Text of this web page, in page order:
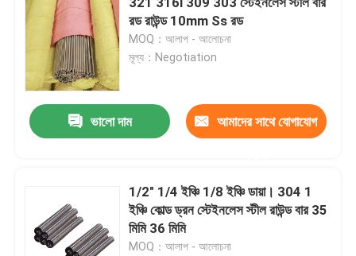
রড রাউন্ড 10mm Ss রড
MOQ：আলাপ - আলোচনা
মূল্য：Negotiation
ভালো দাম আমাদের সাথে যোগাযোগ
1/2" 1/4 ইঞ্চি 1/8 ইঞ্চি ডায়া। 304 1
ইঞ্চি কোল্ড ড্রন স্টেইনলেস স্টীল রাউন্ড বার 35
মিমি 36 মিমি
MOQ：আলাপ - আলোচনা